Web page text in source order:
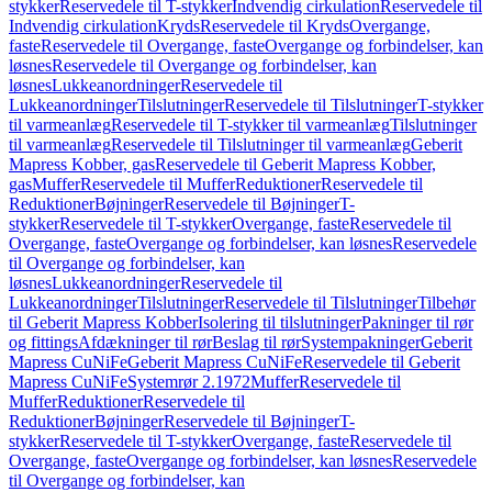
stykkerReservedele til T-stykkerIndvendig cirkulationReservedele til
Indvendig cirkulationKrydsReservedele til KrydsOvergange,
fasteReservedele til Overgange, fasteOvergange og forbindelser, kan
løsnesReservedele til Overgange og forbindelser, kan
løsnesLukkeanordningerReservedele til
LukkeanordningerTilslutningerReservedele til TilslutningerT-stykker
til varmeanlægReservedele til T-stykker til varmeanlægTilslutninger
til varmeanlægReservedele til Tilslutninger til varmeanlægGeberit
Mapress Kobber, gasReservedele til Geberit Mapress Kobber,
gasMufferReservedele til MufferReduktionerReservedele til
ReduktionerBøjningerReservedele til BøjningerT-
stykkerReservedele til T-stykkerOvergange, fasteReservedele til
Overgange, fasteOvergange og forbindelser, kan løsnesReservedele
til Overgange og forbindelser, kan
løsnesLukkeanordningerReservedele til
LukkeanordningerTilslutningerReservedele til TilslutningerTilbehør
til Geberit Mapress KobberIsolering til tilslutningerPakninger til rør
og fittingsAfdækninger til rørBeslag til rørSystempakningerGeberit
Mapress CuNiFeGeberit Mapress CuNiFeReservedele til Geberit
Mapress CuNiFeSystemrør 2.1972MufferReservedele til
MufferReduktionerReservedele til
ReduktionerBøjningerReservedele til BøjningerT-
stykkerReservedele til T-stykkerOvergange, fasteReservedele til
Overgange, fasteOvergange og forbindelser, kan løsnesReservedele
til Overgange og forbindelser, kan